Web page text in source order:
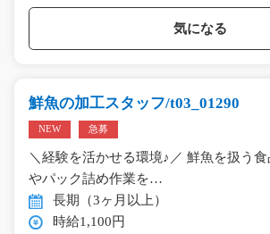
気になる
鮮魚の加工スタッフ/t03_01290
NEW 急募
＼経験を活かせる環境♪／ 鮮魚を扱う
やパック詰め作業を…
長期（3ヶ月以上）
時給1,100円